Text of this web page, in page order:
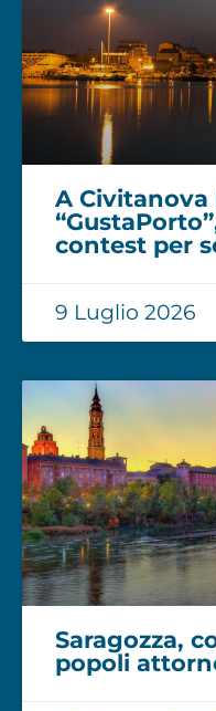
A Civitanova
contest per
9 Luglio 2026
Saragozza,
popoli